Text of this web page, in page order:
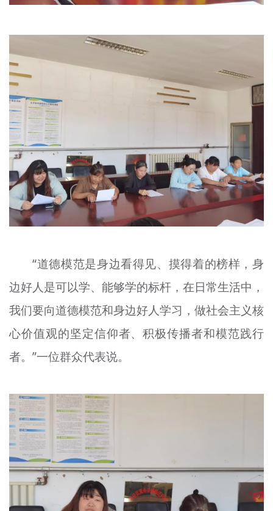
“道德模范是身边看得见、摸得着的榜样，身
边好人是可以学、能够学的标杆，在日常生活中，
我们要向道德模范和身边好人学习，做社会主义核
心价值观的坚定信仰者、积极传播者和模范践行
者。”一位群众代表说。